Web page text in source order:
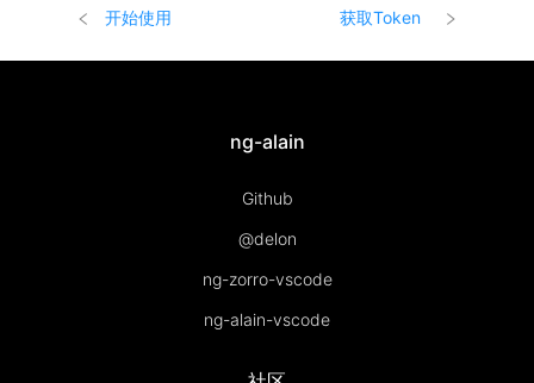
开始使用 获取Token
ng-alain
Github
@delon
ng-zorro-vscode
ng-alain-vscode